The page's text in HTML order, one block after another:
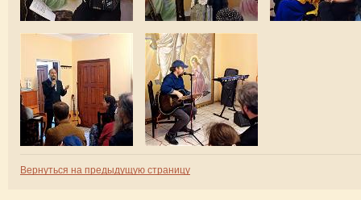
Вернуться на предыдущую страницу